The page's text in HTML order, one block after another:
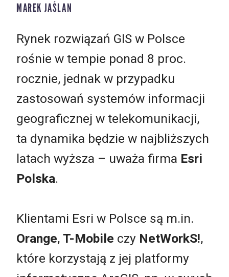
MAREK JAŚLAN
Rynek rozwiązań GIS w Polsce
rośnie w tempie ponad 8 proc.
rocznie, jednak w przypadku
zastosowań systemów informacji
geograficznej w telekomunikacji,
ta dynamika będzie w najbliższych
latach wyższa – uważa firma Esri
Polska.
Klientami Esri w Polsce są m.in.
Orange, T-Mobile czy NetWorkS!,
które korzystają z jej platformy